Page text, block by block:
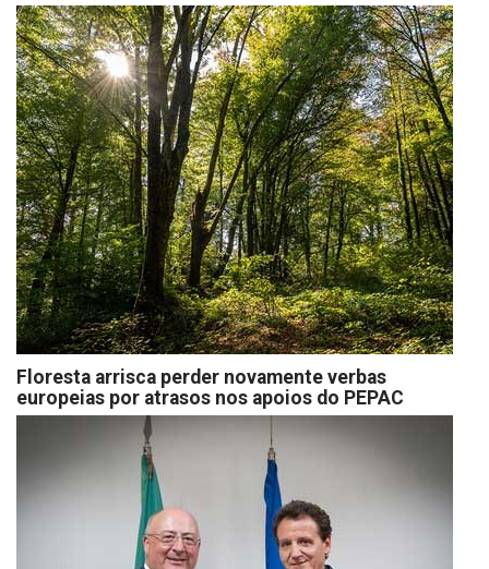
Floresta arrisca perder novamente verbas
europeias por atrasos nos apoios do PEPAC